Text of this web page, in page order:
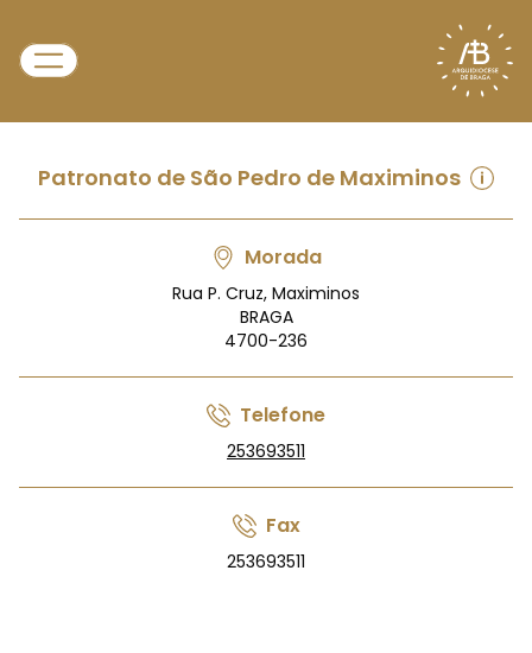
Patronato de São Pedro de Maximinos
Morada
Rua P. Cruz, Maximinos
BRAGA
4700-236
Telefone
253693511
Fax
253693511